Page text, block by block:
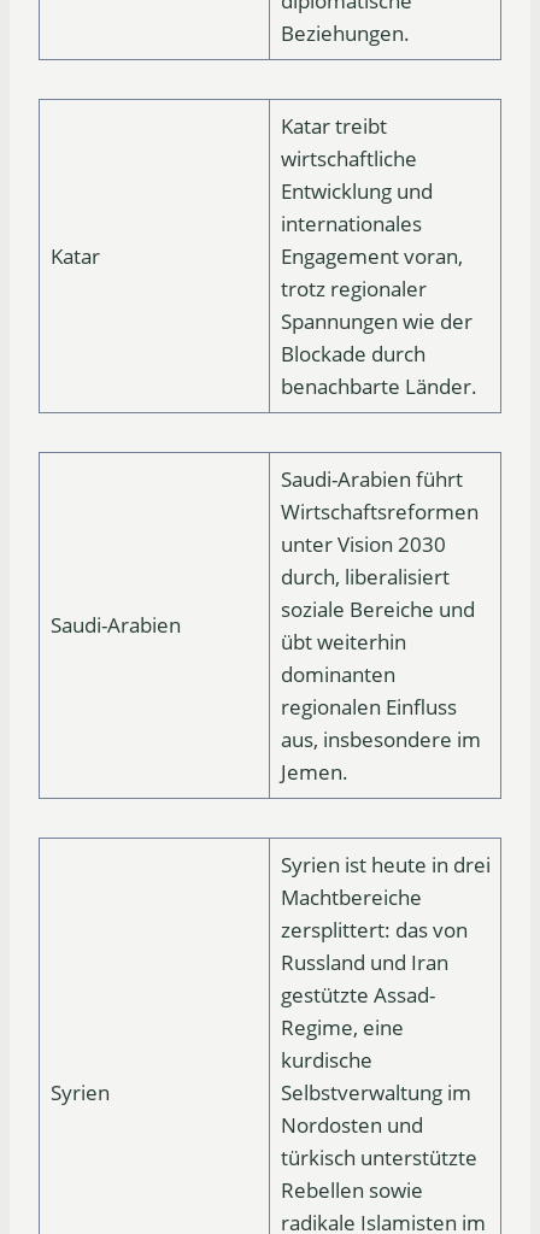
Beziehungen.
Katar
Katar treibt
wirtschaftliche
Entwicklung und
internationales
Engagement voran,
trotz regionaler
Spannungen wie der
Blockade durch
benachbarte Länder.
Saudi-Arabien
Saudi-Arabien führt
Wirtschaftsreformen
unter Vision 2030
durch, liberalisiert
soziale Bereiche und
übt weiterhin
dominanten
regionalen Einfluss
aus, insbesondere im
Jemen.
Syrien
Syrien ist heute in drei
Machtbereiche
zersplittert: das von
Russland und Iran
gestützte Assad-
Regime, eine
kurdische
Selbstverwaltung im
Nordosten und
türkisch unterstützte
Rebellen sowie
radikale Islamisten im